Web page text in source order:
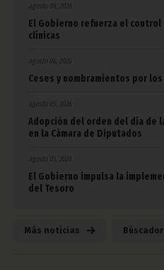
agosto 06, 2026
El Gobierno refuerza el
clínicas
agosto 06, 2026
Ceses y nombramientos por
agosto 05, 2026
Adopción del orden del día de
en la Cámara de Diputados
agosto 05, 2026
El Gobierno impulsa la
del Tesoro
Más noticias Búscador